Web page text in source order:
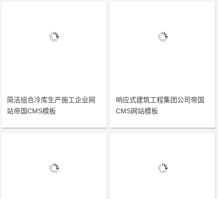
简洁组合冷库生产施工企业网
站帝国CMS模板
响应式建筑工程集团公司帝国
CMS网站模板